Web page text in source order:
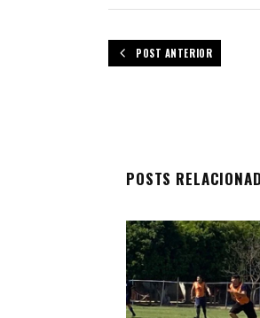
POST ANTERIOR
POSTS